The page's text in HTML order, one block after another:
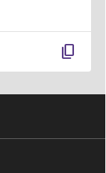
content_copy